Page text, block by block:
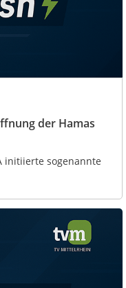
der Hamas
initiierte sogenannte